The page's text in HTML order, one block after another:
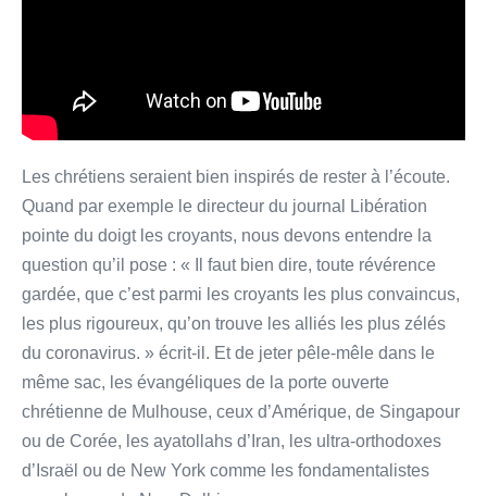
Les chrétiens seraient bien inspirés de rester à l’écoute.
Quand par exemple le directeur du journal Libération
pointe du doigt les croyants, nous devons entendre la
question qu’il pose : « Il faut bien dire, toute révérence
gardée, que c’est parmi les croyants les plus convaincus,
les plus rigoureux, qu’on trouve les alliés les plus zélés
du coronavirus. » écrit-il. Et de jeter pêle-mêle dans le
même sac, les évangéliques de la porte ouverte
chrétienne de Mulhouse, ceux d’Amérique, de Singapour
ou de Corée, les ayatollahs d’Iran, les ultra-orthodoxes
d’Israël ou de New York comme les fondamentalistes